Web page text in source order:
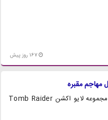
167 روز پیش
مقبره
به تازگی تصاویر تازه‌ای از پشت‌صحنه مجموعه لایو اکشن Tomb Raider